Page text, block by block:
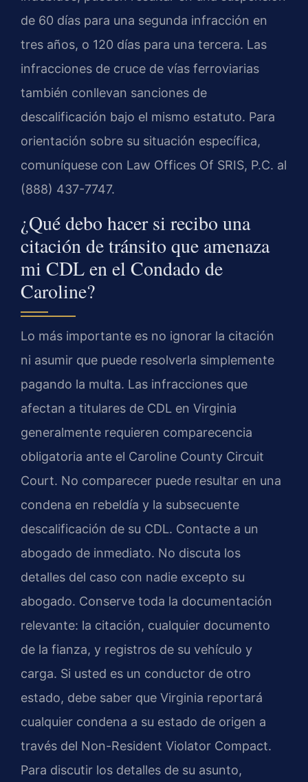
de 60 días para una segunda infracción en
tres años, o 120 días para una tercera. Las
infracciones de cruce de vías ferroviarias
también conllevan sanciones de
descalificación bajo el mismo estatuto. Para
orientación sobre su situación específica,
comuníquese con Law Offices Of SRIS, P.C. al
(888) 437-7747.
¿Qué debo hacer si recibo una
citación de tránsito que amenaza
mi CDL en el Condado de
Caroline?
Lo más importante es no ignorar la citación
ni asumir que puede resolverla simplemente
pagando la multa. Las infracciones que
afectan a titulares de CDL en Virginia
generalmente requieren comparecencia
obligatoria ante el Caroline County Circuit
Court. No comparecer puede resultar en una
condena en rebeldía y la subsecuente
descalificación de su CDL. Contacte a un
abogado de inmediato. No discuta los
detalles del caso con nadie excepto su
abogado. Conserve toda la documentación
relevante: la citación, cualquier documento
de la fianza, y registros de su vehículo y
carga. Si usted es un conductor de otro
estado, debe saber que Virginia reportará
cualquier condena a su estado de origen a
través del Non-Resident Violator Compact.
Para discutir los detalles de su asunto,